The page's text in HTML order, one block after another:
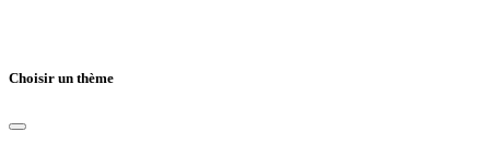
Choisir un thème